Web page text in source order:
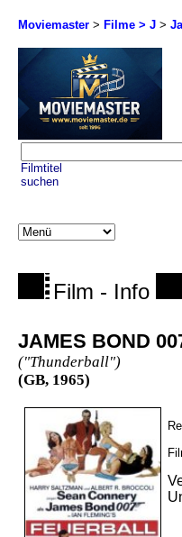
Moviemaster > Filme > J >
Filmtitel
suchen
Film - Info
JAMES BOND
("Thunderball")
(GB, 1965)